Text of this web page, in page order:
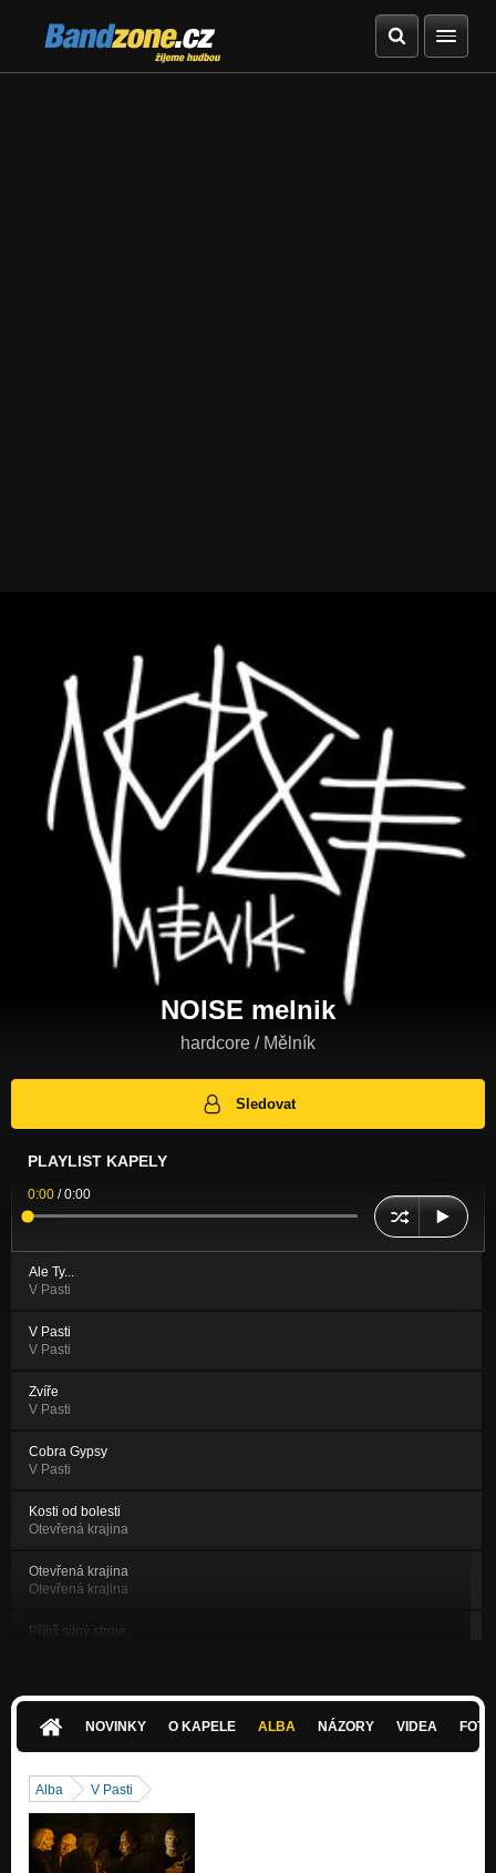
Bandzone.cz
žijeme hudbou
NOISE melnik
hardcore / Mělník
Sledovat
PLAYLIST KAPELY
0:00 /0:00
Ale Ty...
V Pasti
V Pasti
V Pasti
Zvíře
V Pasti
Cobra Gypsy
V Pasti
Kosti od bolesti
Otevřená krajina
Otevřená krajina
Otevřená krajina
Příliš silný stroje
Černá A Bílá (1999)
Paradoxy (1999)
DEMO 1999
NOVINKY O KAPELE ALBA NÁZORY VIDEA
Alba V Pasti